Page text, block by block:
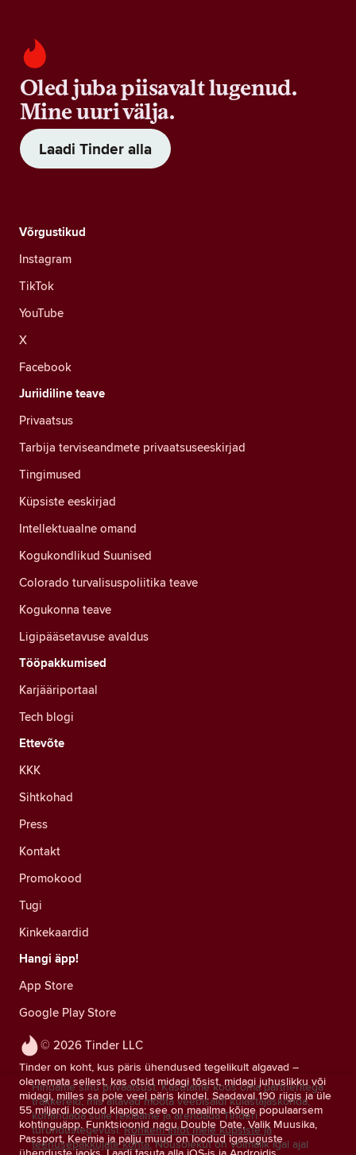
Oled juba piisavalt lugenud.
Mine uuri välja.
Laadi Tinder alla
© 2026 Tinder LLC
Tinder on koht, kus päris ühendused tegelikult algavad –
olenemata sellest, kas otsid midagi tõsist, midagi juhuslikku või
midagi, milles sa pole veel päris kindel. Saadaval 190 riigis ja üle
55 miljardi loodud klapiga: see on maailma kõige populaarsem
kohtinguäpp. Funktsioonid nagu Double Date, Valik Muusika,
Passport, Keemia ja palju muud on loodud igasuguste
Võrgustikud
Instagram
TikTok
YouTube
X
Facebook
Juriidiline teave
Privaatsus
Tarbija terviseandmete privaatsuseeskirjad
Tingimused
Küpsiste eeskirjad
Intellektuaalne omand
Kogukondlikud Suunised
Colorado turvalisuspoliitika teave
Kogukonna teave
Ligipääsetavuse avaldus
Tööpakkumised
Karjääriportaal
Tech blogi
Ettevõte
KKK
Sihtkohad
Press
Kontakt
Promokood
Tugi
Kinkekaardid
Hangi äpp!
App Store
Google Play Store
Hindame sinu privaatsust. Kasutame koos oma partneritega
träkkereid, mis aitavad mõõta veebisaidi külastajaskonda,
kohandada sulle reklaame ja arendada Tinderi
turundustegevusi. Rohkem infot meie küpsiste ja
teenusepakkujate kohta. Nõusolekut on võimalik igal ajal